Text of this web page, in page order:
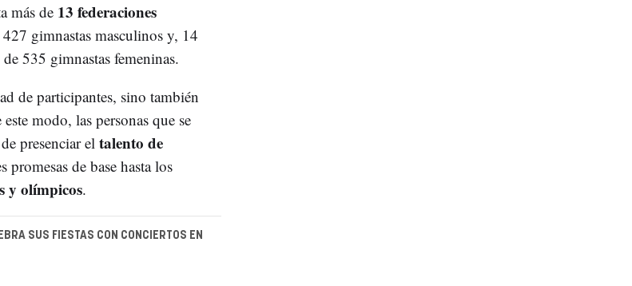
más de 13 federaciones
gimnastas masculinos y, 14
535 gimnastas femeninas.
de participantes, sino también
modo, las personas que se
presenciar el talento de
promesas de base hasta los
y olímpicos.
SUS FIESTAS CON CONCIERTOS EN